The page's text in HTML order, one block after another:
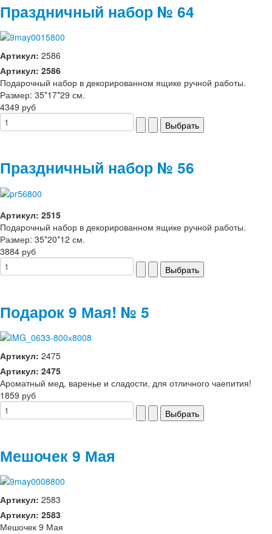
Праздничный набор № 64
Артикул: 2586
Артикул: 2586
Подарочный набор в декорированном ящике ручной работы.
Размер: 35*17*29 см.
4349 руб
Праздничный набор № 56
Артикул: 2515
Подарочный набор в декорированном ящике ручной работы.
Размер: 35*20*12 см.
3884 руб
Подарок 9 Мая! № 5
Артикул: 2475
Артикул: 2475
Ароматный мед, варенье и сладости, для отличного чаепития!
1859 руб
Мешочек 9 Мая
Артикул: 2583
Артикул: 2583
Мешочек 9 Мая